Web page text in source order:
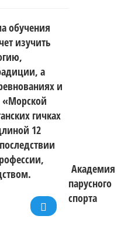
обучения
изучить
а
и
«Морской
гичках
12
Академия
парусного
спорта